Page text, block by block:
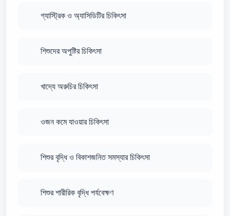
গ্যাস্ট্রিক ও অ্যাসিডিটির চিকিৎসা
শিশুদের অপুষ্টির চিকিৎসা
খাদ্যে অরুচির চিকিৎসা
ওজন কমে যাওয়ার চিকিৎসা
শিশুর বৃদ্ধি ও বিকাশজনিত সমস্যার চিকিৎসা
শিশুর শারীরিক বৃদ্ধি পর্যবেক্ষণ